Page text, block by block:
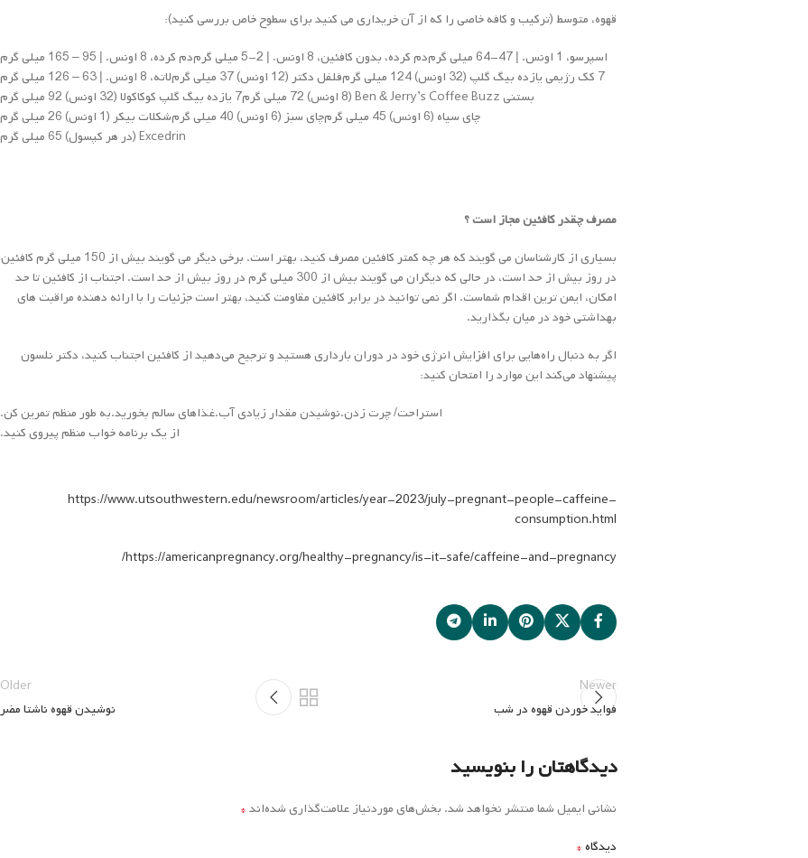
قهوه، متوسط (ترکیب و کافه خاصی را که از آن خریداری می کنید برای سطوح خاص بررسی کنید):
دم کرده، 8 اونس. | 95 – 165 میلی گرم
دم کرده، بدون کافئین، 8 اونس. | 2-5 میلی گرم
اسپرسو، 1 اونس. | 47-64 میلی گرم
لاته، 8 اونس. | 63 – 126 میلی گرم
فلفل دکتر (12 اونس) 37 میلی گرم
7 کک رژیمی یازده بیگ گلپ (32 اونس) 124 میلی گرم
7 یازده بیگ گلپ کوکاکولا (32 اونس) 92 میلی گرم
بستنی Ben & Jerry’s Coffee Buzz (8 اونس) 72 میلی گرم
شکلات بیکر (1 اونس) 26 میلی گرم
چای سبز (6 اونس) 40 میلی گرم
چای سیاه (6 اونس) 45 میلی گرم
Excedrin (در هر کپسول) 65 میلی گرم
مصرف چقدر کافئین مجاز است ؟
بسیاری از کارشناسان می گویند که هر چه کمتر کافئین مصرف کنید، بهتر است. برخی دیگر می گویند بیش از 150 میلی گرم کافئین
در روز بیش از حد است، در حالی که دیگران می گویند بیش از 300 میلی گرم در روز بیش از حد است. اجتناب از کافئین تا حد
امکان، ایمن ترین اقدام شماست. اگر نمی توانید در برابر کافئین مقاومت کنید، بهتر است جزئیات را با ارائه دهنده مراقبت های
بهداشتی خود در میان بگذارید.
اگر به دنبال راه‌هایی برای افزایش انرژی خود در دوران بارداری هستید و ترجیح می‌دهید از کافئین اجتناب کنید، دکتر نلسون
پیشنهاد می‌کند این موارد را امتحان کنید:
به طور منظم تمرین کن.غذاهای سالم بخورید.نوشیدن مقدار زیادی آب.استراحت/ چرت زدن.
از یک برنامه خواب منظم پیروی کنید.
https://www.utsouthwestern.edu/newsroom/articles/year-2023/july-pregnant-people-caffeine-
consumption.html
https://americanpregnancy.org/healthy-pregnancy/is-it-safe/caffeine-and-pregnancy/
Newer
فواید خوردن قهوه در شب
Older
نوشیدن قهوه ناشتا مضر
دیدگاهتان را بنویسید
نشانی ایمیل شما منتشر نخواهد شد. بخش‌های موردنیاز علامت‌گذاری شده‌اند*
دیدگاه*